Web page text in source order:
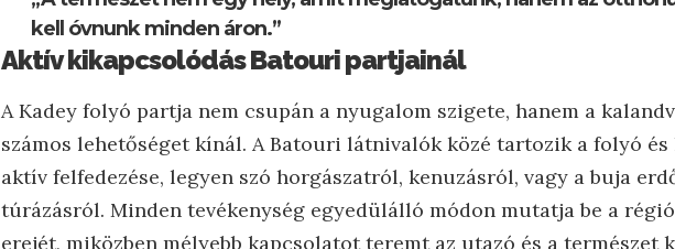
kell óvnunk minden áron.”
Aktív kikapcsolódás Batouri partjainál
A Kadey folyó partja nem csupán a nyugalom szigete, hanem a
számos lehetőséget kínál. A Batouri látnivalók közé tartozik a folyó és
aktív felfedezése, legyen szó horgászatról, kenuzásról, vagy a buja
túrázásról. Minden tevékenység egyedülálló módon mutatja be a
erejét, miközben mélyebb kapcsolatot teremt az utazó és a természet